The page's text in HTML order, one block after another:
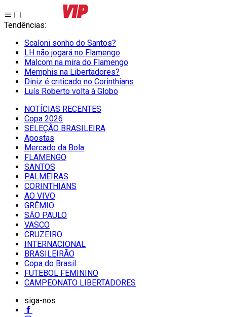
Tendências:
Scaloni sonho do Santos?
LH não jogará no Flamengo
Malcom na mira do Flamengo
Memphis na Libertadores?
Diniz é criticado no Corinthians
Luís Roberto volta à Globo
NOTÍCIAS RECENTES
Copa 2026
SELEÇÃO BRASILEIRA
Apostas
Mercado da Bola
FLAMENGO
SANTOS
PALMEIRAS
CORINTHIANS
AO VIVO
GRÊMIO
SĀO PAULO
VASCO
CRUZEIRO
INTERNACIONAL
BRASILEIRÃO
Copa do Brasil
FUTEBOL FEMININO
CAMPEONATO LIBERTADORES
siga-nos